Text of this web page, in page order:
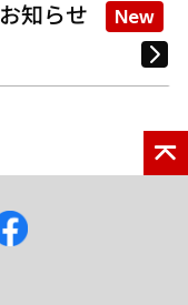
知らせ New
新